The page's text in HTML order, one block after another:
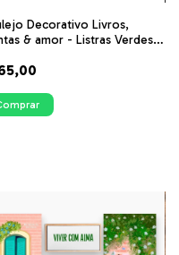
Decorativo Livros,
& amor - Listras Verdes |